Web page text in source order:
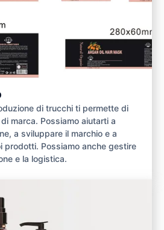
di trucchi ti permette di
marca. Possiamo aiutarti a
a sviluppare il marchio e a
prodotti. Possiamo anche gestire
e la logistica.